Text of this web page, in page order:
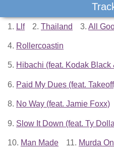
1. Llf 2. Thailand 3. All
4. Rollercoastin
5. Hibachi (feat. Kodak Black
6. Paid My Dues (feat.
8. No Way (feat. Jamie Foxx)
9. Slow It Down (feat. Ty
10. Man Made 11. Murda